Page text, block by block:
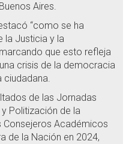
Aires.
“como se ha
la Justicia y la
que esto refleja
crisis de la democracia
ciudadana.
de las Jornadas
Politización de la
Consejeros Académicos
de la Nación en 2024,